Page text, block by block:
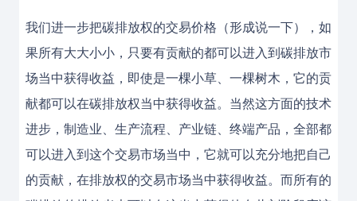
我们进一步把碳排放权的交易价格（形成说一下），如
果所有大大小小，只要有贡献的都可以进入到碳排放市
场当中获得收益，即使是一棵小草、一棵树木，它的贡
献都可以在碳排放权当中获得收益。当然这方面的技术
进步，制造业、生产流程、产业链、终端产品，全部都
可以进入到这个交易市场当中，它就可以充分地把自己
的贡献，在排放权的交易市场当中获得收益。而所有的